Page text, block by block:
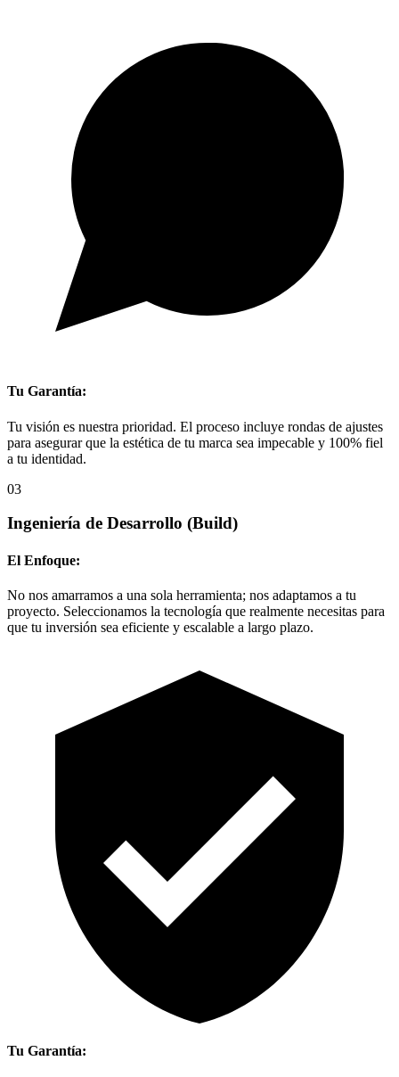
Tu Garantía:
Tu visión es nuestra prioridad. El proceso incluye rondas de ajustes
para asegurar que la estética de tu marca sea impecable y 100% fiel
a tu identidad.
03
Ingeniería de Desarrollo (Build)
El Enfoque:
No nos amarramos a una sola herramienta; nos adaptamos a tu
proyecto. Seleccionamos la tecnología que realmente necesitas para
que tu inversión sea eficiente y escalable a largo plazo.
Tu Garantía: